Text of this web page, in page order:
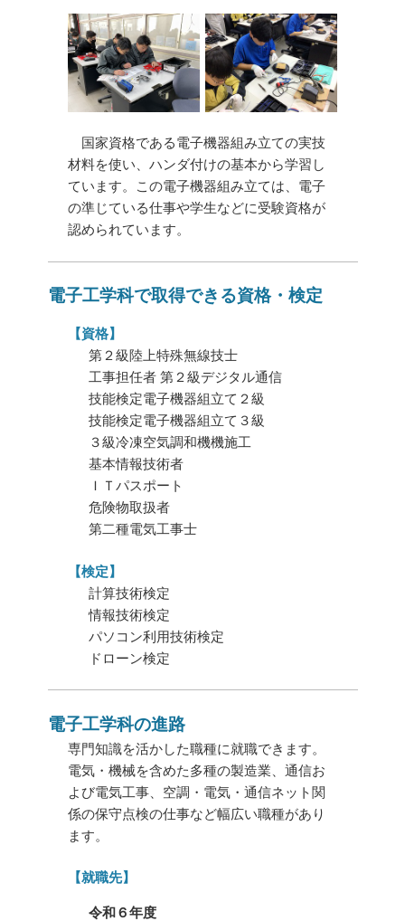
国家資格である電子機器組み立ての実技
材料を使い、ハンダ付けの基本から学習し
ています。この電子機器組み立ては、電子
の準じている仕事や学生などに受験資格が
認められています。
電子工学科で取得できる資格・検定
【資格】
第２級陸上特殊無線技士
工事担任者 第２級デジタル通信
技能検定電子機器組立て２級
技能検定電子機器組立て３級
３級冷凍空気調和機機施工
基本情報技術者
ＩＴパスポート
危険物取扱者
第二種電気工事士
【検定】
計算技術検定
情報技術検定
パソコン利用技術検定
ドローン検定
電子工学科の進路
専門知識を活かした職種に就職できます。
電気・機械を含めた多種の製造業、通信お
よび電気工事、空調・電気・通信ネット関
係の保守点検の仕事など幅広い職種があり
ます。
【就職先】
令和６年度